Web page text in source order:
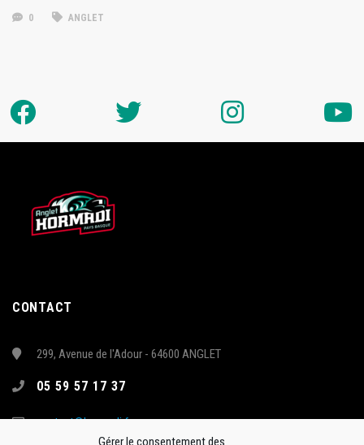
Gérer le consentement des
0 ANGLET
CONTACT
299, Avenue de l'Adour - 64600 ANGLET
05 59 57 17 37
contact@hormadi.fr